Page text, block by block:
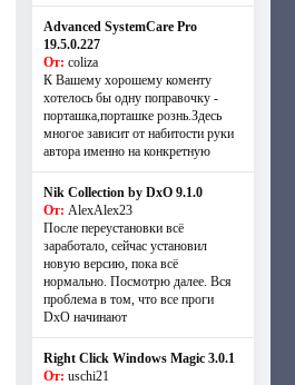
Advanced SystemCare Pro
19.5.0.227
От: coliza
К Вашему хорошему коменту
хотелось бы одну поправочку -
порташка,порташке рознь.Здесь
многое зависит от набитости руки
автора именно на конкретную
Nik Collection by DxO 9.1.0
От: AlexAlex23
После переустановки всё
заработало, сейчас установил
новую версию, пока всё
нормально. Посмотрю далее. Вся
проблема в том, что все проги
DxO начинают
Right Click Windows Magic 3.0.1
От: uschi21